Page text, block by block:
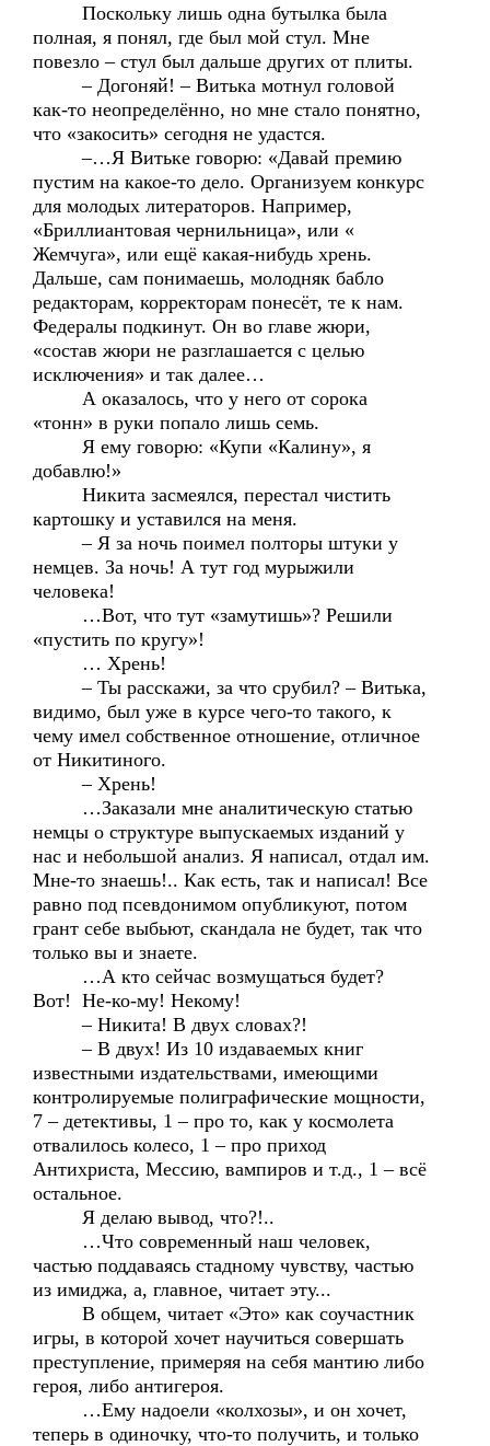
Поскольку лишь одна бутылка была
полная, я понял, где был мой стул. Мне
повезло – стул был дальше других от плиты.
– Догоняй! – Витька мотнул головой
как-то неопределённо, но мне стало понятно,
что «закосить» сегодня не удастся.
–…Я Витьке говорю: «Давай премию
пустим на какое-то дело. Организуем конкурс
для молодых литераторов. Например,
«Бриллиантовая чернильница», или «
Жемчуга», или ещё какая-нибудь хрень.
Дальше, сам понимаешь, молодняк бабло
редакторам, корректорам понесёт, те к нам.
Федералы подкинут. Он во главе жюри,
«состав жюри не разглашается с целью
исключения» и так далее…
А оказалось, что у него от сорока
«тонн» в руки попало лишь семь.
Я ему говорю: «Купи «Калину», я
добавлю!»
Никита засмеялся, перестал чистить
картошку и уставился на меня.
– Я за ночь поимел полторы штуки у
немцев. За ночь! А тут год мурыжили
человека!
…Вот, что тут «замутишь»? Решили
«пустить по кругу»!
… Хрень!
– Ты расскажи, за что срубил? – Витька,
видимо, был уже в курсе чего-то такого, к
чему имел собственное отношение, отличное
от Никитиного.
– Хрень!
…Заказали мне аналитическую статью
немцы о структуре выпускаемых изданий у
нас и небольшой анализ. Я написал, отдал им.
Мне-то знаешь!.. Как есть, так и написал! Все
равно под псевдонимом опубликуют, потом
грант себе выбьют, скандала не будет, так что
только вы и знаете.
…А кто сейчас возмущаться будет?
Вот! Не-ко-му! Некому!
– Никита! В двух словах?!
– В двух! Из 10 издаваемых книг
известными издательствами, имеющими
контролируемые полиграфические мощности,
7 – детективы, 1 – про то, как у космолета
отвалилось колесо, 1 – про приход
Антихриста, Мессию, вампиров и т.д., 1 – всё
остальное.
Я делаю вывод, что?!..
…Что современный наш человек,
частью поддаваясь стадному чувству, частью
из имиджа, а, главное, читает эту...
В общем, читает «Это» как соучастник
игры, в которой хочет научиться совершать
преступление, примеряя на себя мантию либо
героя, либо антигероя.
…Ему надоели «колхозы», и он хочет,
теперь в одиночку, что-то получить, и только